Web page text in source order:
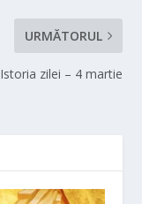
URMĂTORUL
Istoria zilei – 4 martie